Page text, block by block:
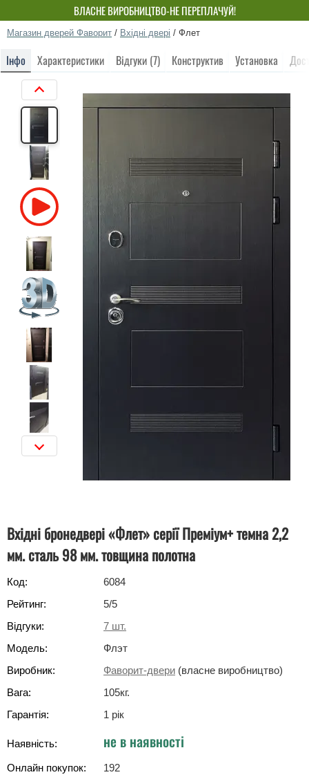
ВЛАСНЕ ВИРОБНИЦТВО-НЕ ПЕРЕПЛАЧУЙ!
Магазин дверей Фаворит / Вхідні двері / Флет
Інфо Характеристики Відгуки (7) Конструктив Установка
Вхідні бронедвері «Флет» серії Преміум+ темна 2,2
мм. сталь 98 мм. товщина полотна
Код:
6084
Рейтинг:
5/5
Відгуки:
7 шт.
Модель:
Флэт
Виробник:
Фаворит-двери (власне виробництво)
Вага:
105кг.
Гарантія:
1 рік
Наявність: не в наявності
Онлайн покупок: 192